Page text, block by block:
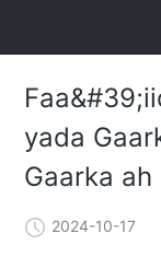
yada
Gaarka ah
2024-10-17